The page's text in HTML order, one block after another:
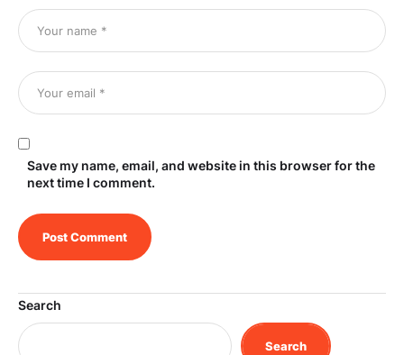
Save my name, email, and website in this browser for the
next time I comment.
Search
Search